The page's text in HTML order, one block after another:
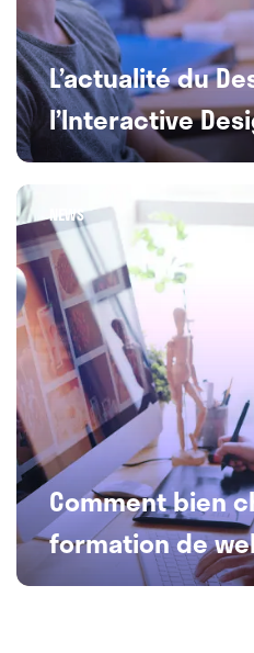
L’actualité du
l’Interactive
NEWS
Comment bien
formation de